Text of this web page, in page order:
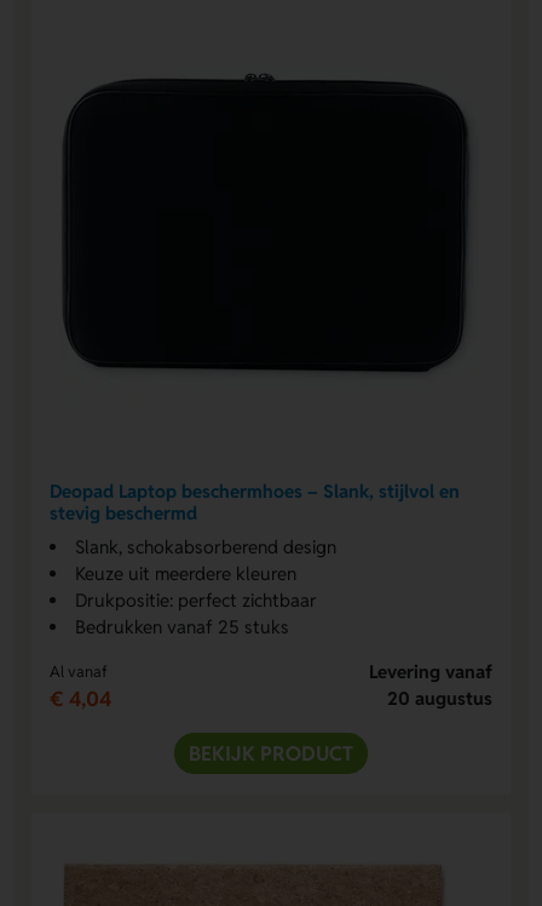
Deopad Laptop beschermhoes – Slank, stijlvol en
stevig beschermd
Slank, schokabsorberend design
Keuze uit meerdere kleuren
Drukpositie: perfect zichtbaar
Bedrukken vanaf 25 stuks
Al vanaf
€ 4,04
Levering vanaf
20 augustus
BEKIJK PRODUCT